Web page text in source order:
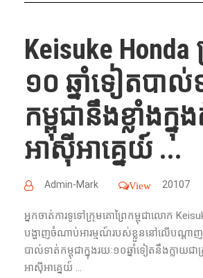
Keisuke Honda
១០​ ឆ្នាំ​ទៀតបាល់
កម្ពុជានឹង​ខ្លាំង​ក្
អាស៊ីអាគ្នេយ៍​ ...
Admin-Mark View 20107
អ្នក​ចាត់ការ​​ទូទៅក្រុម​គោព្រៃ​កម្ពុជាលោក
បង្ហាញ​ចំណាប់​អារម្មណ៍​របស់​ខ្លួន​​​នៅ​លើ​បណ្ដា
បាល់ទាត់កម្ពុជា​ក្នុង​រយៈ​១០​ឆ្នាំ​ទៀត​នឹង​ក្លាយ​ជ
អាស៊ីអាគ្នេយ៍ ...